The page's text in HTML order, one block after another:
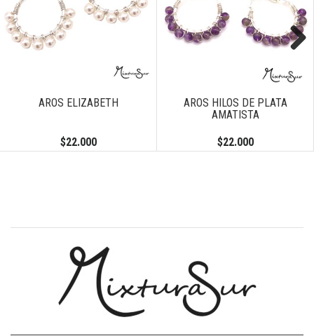
AROS ELIZABETH
$22.000
AROS HILOS DE PLATA
AMATISTA
$22.000
Next